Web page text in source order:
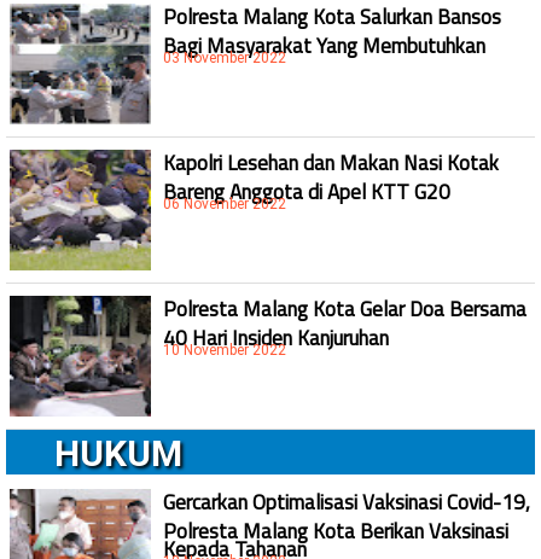
Polresta Malang Kota Salurkan Bansos
Bagi Masyarakat Yang Membutuhkan
03 November 2022
Kapolri Lesehan dan Makan Nasi Kotak
Bareng Anggota di Apel KTT G20
06 November 2022
Polresta Malang Kota Gelar Doa Bersama
40 Hari Insiden Kanjuruhan
10 November 2022
HUKUM
Gercarkan Optimalisasi Vaksinasi Covid-19,
Polresta Malang Kota Berikan Vaksinasi
Kepada Tahanan